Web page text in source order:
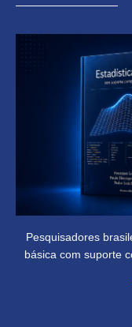
Pesquisadores
básica com suporte